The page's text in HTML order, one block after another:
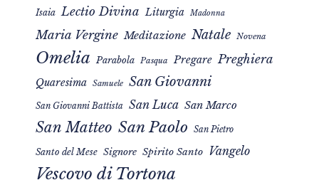
Isaia Lectio Divina Liturgia Madonna
Maria Vergine Meditazione Natale Novena
Omelia Parabola Pasqua Pregare Preghiera
Quaresima Samuele San Giovanni
San Giovanni Battista San Luca San Marco
San Matteo San Paolo San Pietro
Santo del Mese Signore Spirito Santo Vangelo
Vescovo di Tortona